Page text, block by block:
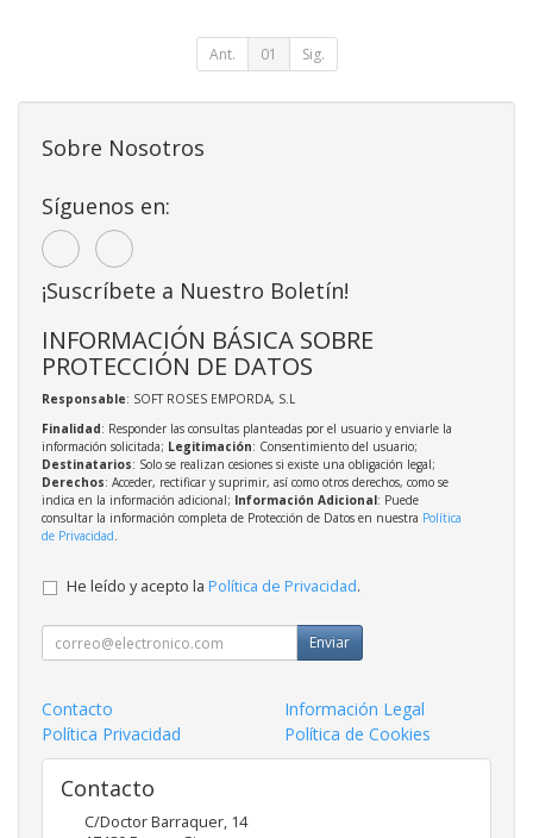
Ant. 01 Sig.
Sobre Nosotros
Síguenos en:
¡Suscríbete a Nuestro Boletín!
INFORMACIÓN BÁSICA SOBRE
PROTECCIÓN DE DATOS
Responsable: SOFT ROSES EMPORDA, S.L
Finalidad: Responder las consultas planteadas por el usuario y enviarle la
información solicitada; Legitimación: Consentimiento del usuario;
Destinatarios: Solo se realizan cesiones si existe una obligación legal;
Derechos: Acceder, rectificar y suprimir, así como otros derechos, como se
indica en la información adicional; Información Adicional: Puede
consultar la información completa de Protección de Datos en nuestra Política
de Privacidad.
He leído y acepto la Política de Privacidad.
Enviar
Contacto
Información Legal
Política Privacidad
Política de Cookies
Contacto
C/Doctor Barraquer, 14